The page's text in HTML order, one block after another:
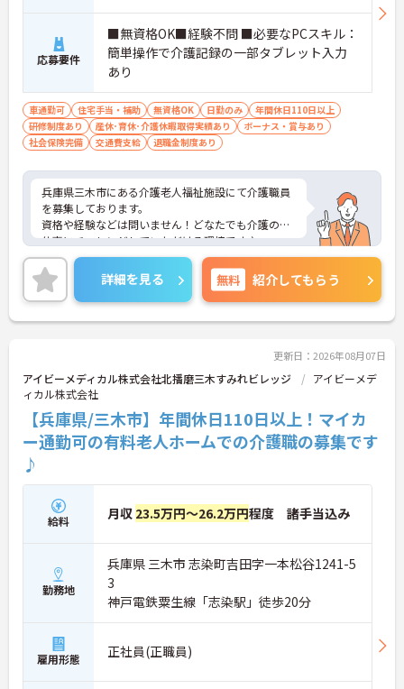
応募要件
■無資格OK■経験不問 ■必要なPCスキル：
簡単操作で介護記録の一部タブレット入力
あり
車通勤可 住宅手当・補助 無資格OK 日勤のみ
年間休日110日以上
研修制度あり
産休･育休･介護休暇取得実績あり
ボーナス・賞与あり
社会保険完備
交通費支給 退職金制度あり
兵庫県三木市にある介護老人福祉施設にて介護職員
を募集しております。
資格や経験などは問いません！どなたでも介護のお
仕事にチャレンジしていただける環境です♪
ご興味がある方は是非一度マイナビまでお問い合わ
せください。さらに詳細などお伝えします！
詳細を見る 無料 紹介してもらう
更新日：2026年08月07日
アイビーメディカル株式会社北播磨三木すみれビレッジ
アイビーメデ
ィカル株式会社
【兵庫県/三木市】年間休日110日以上！マイカ
ー通勤可の有料老人ホームでの介護職の募集です
♪
給料 月収 23.5万円～26.2万円程度 諸手当込み
勤務地
兵庫県 三木市 志染町吉田字一本松谷1241-5
3
神戸電鉄粟生線「志染駅」徒歩20分
雇用形態 正社員(正職員)